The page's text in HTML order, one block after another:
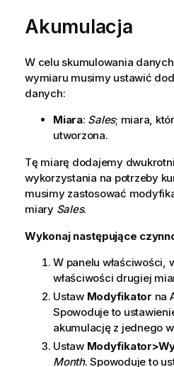
Akumulacja
W celu skumulowania
wymiaru musimy ustawić
danych:
Miara: Sales; miara,
utworzona.
Tę miarę dodajemy
wykorzystania na potrzeby
musimy zastosować
miary Sales.
Wykonaj następujące
W panelu właściwości,
właściwości drugiej
Ustaw Modyfikator na
Spowoduje to
akumulację z jednego
Ustaw
Month. Spowoduje to